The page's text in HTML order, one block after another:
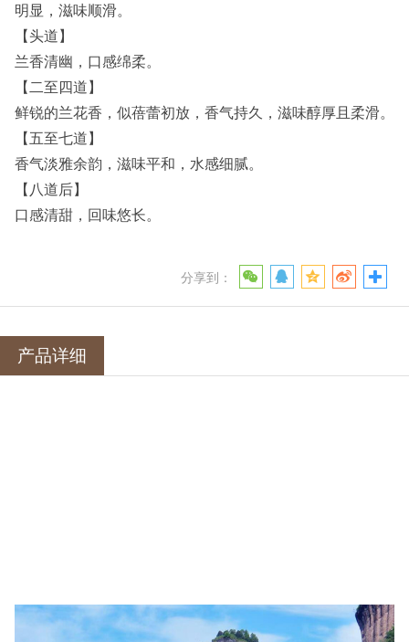
明显，滋味顺滑。
【头道】
兰香清幽，口感绵柔。
【二至四道】
鲜锐的兰花香，似蓓蕾初放，香气持久，滋味醇厚且柔滑。
【五至七道】
香气淡雅余韵，滋味平和，水感细腻。
【八道后】
口感清甜，回味悠长。
分享到：
产品详细